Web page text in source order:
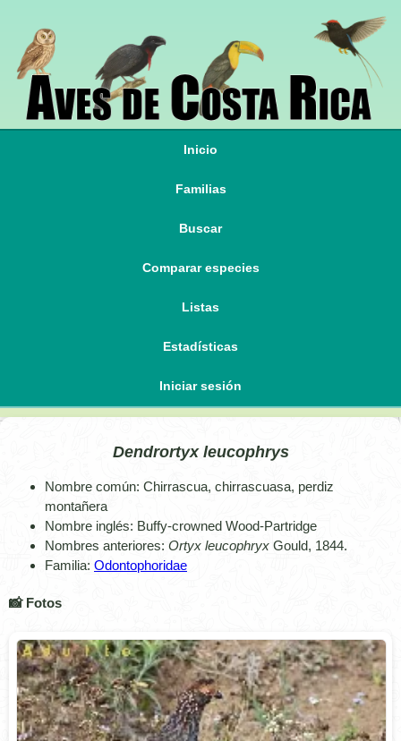
Inicio
Familias
Buscar
Comparar especies
Listas
Estadísticas
Iniciar sesión
Dendrortyx leucophrys
Nombre común: Chirrascua, chirrascuasa, perdiz
montañera
Nombre inglés: Buffy-crowned Wood-Partridge
Nombres anteriores: Ortyx leucophryx Gould, 1844.
Familia: Odontophoridae
📸 Fotos